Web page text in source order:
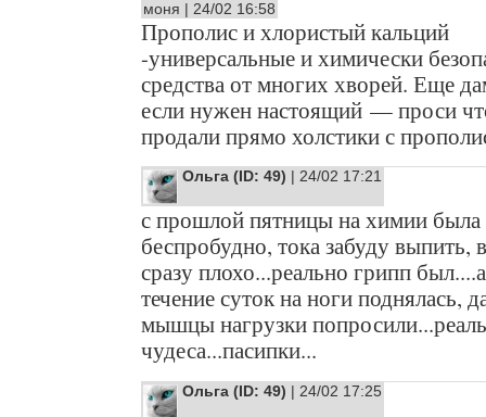
моня | 24/02 16:58
Прополис и хлористый кальций
-универсальные и химически
средства от многих хворей. Еще
если нужен настоящий — проси
продали прямо холстики с
Ольга (ID: 49) | 24/02 17:21
с прошлой пятницы на химии была
беспробудно, тока забуду выпить,
сразу плохо...реально грипп
течение суток на ноги поднялась,
мышцы нагрузки
чудеса...пасипки...
Ольга (ID: 49) | 24/02 17:25